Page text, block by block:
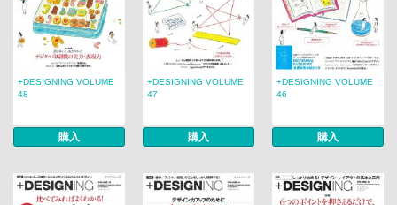
+DESIGNING VOLUME
48
購入
+DESIGNING VOLUME
47
購入
+DESIGNING VOLUME
46
購入